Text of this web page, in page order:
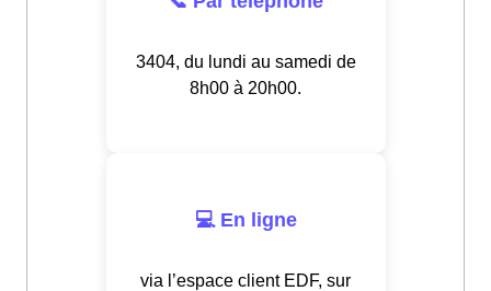
3404, du lundi au samedi de
8h00 à 20h00.
💻 En ligne
via l’espace client EDF, sur